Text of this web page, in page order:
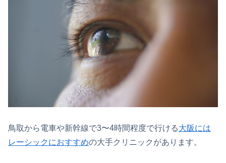
鳥取から電車や新幹線で3〜4時間程度で行ける大阪には
レーシックにおすすめの大手クリニックがあります。